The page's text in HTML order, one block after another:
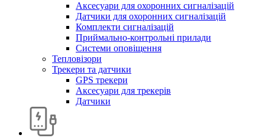
Аксесуари для охоронних сигналізацій
Датчики для охоронних сигналізацій
Комплекти сигналізацій
Приймально-контрольні прилади
Системи оповіщення
Тепловізори
Трекери та датчики
GPS трекери
Аксесуари для трекерів
Датчики